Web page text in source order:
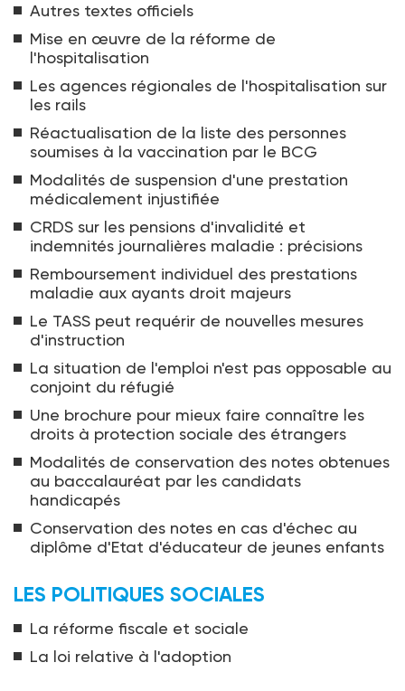
Autres textes officiels
Mise en œuvre de la réforme de
l'hospitalisation
Les agences régionales de l'hospitalisation sur
les rails
Réactualisation de la liste des personnes
soumises à la vaccination par le BCG
Modalités de suspension d'une prestation
médicalement injustifiée
CRDS sur les pensions d'invalidité et
indemnités journalières maladie : précisions
Remboursement individuel des prestations
maladie aux ayants droit majeurs
Le TASS peut requérir de nouvelles mesures
d'instruction
La situation de l'emploi n'est pas opposable au
conjoint du réfugié
Une brochure pour mieux faire connaître les
droits à protection sociale des étrangers
Modalités de conservation des notes obtenues
au baccalauréat par les candidats
handicapés
Conservation des notes en cas d'échec au
diplôme d'Etat d'éducateur de jeunes enfants
LES POLITIQUES SOCIALES
La réforme fiscale et sociale
La loi relative à l'adoption